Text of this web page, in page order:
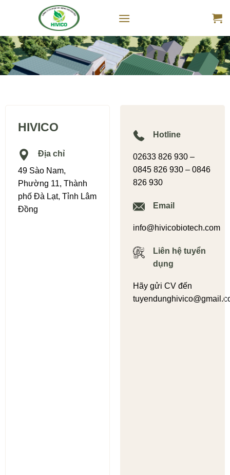
HIVICO
Địa chỉ
49 Sào Nam,
Phường 11, Thành
phố Đà Lạt, Tỉnh Lâm
Đồng
Hotline
02633 826 930 –
0845 826 930 – 0846
826 930
Email
info@hivicobiotech.com
Liên hệ tuyển
dụng
Hãy gửi CV đến